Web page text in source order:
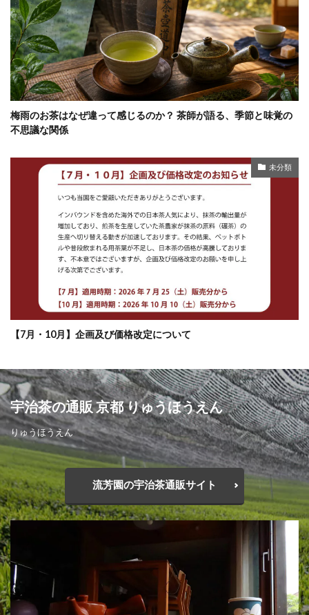
梅雨のお茶はなぜ違って感じるのか？ 茶師が語る、季節と味覚の
不思議な関係
未分類
【7月・10月】企画及び価格改定について
宇治茶の通販 京都 りゅうほうえん
りゅうほうえん
流芳園の宇治茶通販サイト